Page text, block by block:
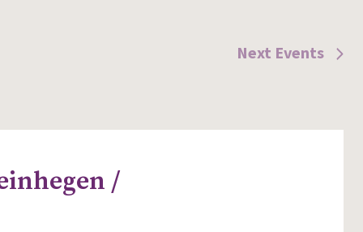
Next Events
/